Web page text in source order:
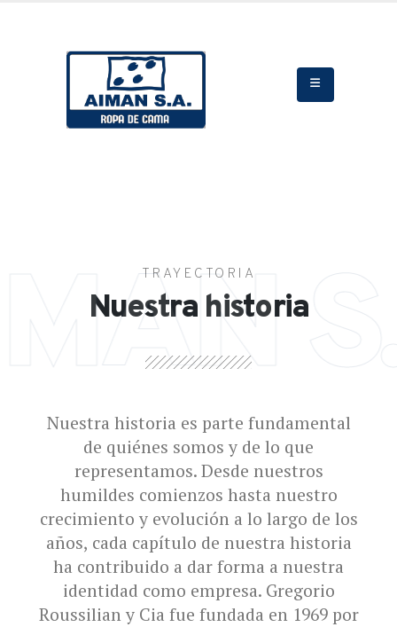
TRAYECTORIA
Nuestra historia
Nuestra historia es parte fundamental
de quiénes somos y de lo que
representamos. Desde nuestros
humildes comienzos hasta nuestro
crecimiento y evolución a lo largo de los
años, cada capítulo de nuestra historia
ha contribuido a dar forma a nuestra
identidad como empresa. Gregorio
Roussilian y Cia fue fundada en 1969 por